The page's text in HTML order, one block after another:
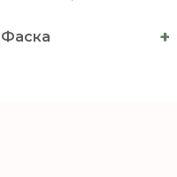
Фаска +